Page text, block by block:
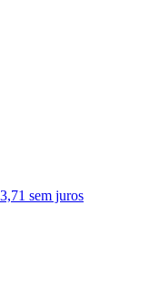
sem juros